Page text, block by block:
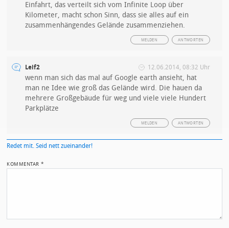
Einfahrt, das verteilt sich vom Infinite Loop über
Kilometer, macht schon Sinn, dass sie alles auf ein
zusammenhängendes Gelände zusammenziehen.
ANTWORTEN
MELDEN
Leif2 12.06.2014, 08:32 Uhr
wenn man sich das mal auf Google earth ansieht, hat
man ne Idee wie groß das Gelände wird. Die hauen da
mehrere Großgebäude für weg und viele viele Hundert
Parkplätze
ANTWORTEN
MELDEN
Redet mit. Seid nett zueinander!
KOMMENTAR*